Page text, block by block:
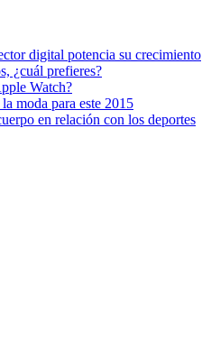
digital potencia su crecimiento
¿cuál prefieres?
Watch?
moda para este 2015
en relación con los deportes